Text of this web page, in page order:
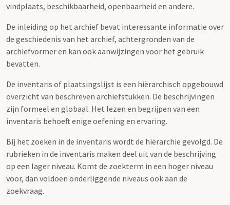
vindplaats, beschikbaarheid, openbaarheid en andere.
De inleiding op het archief bevat interessante informatie over
de geschiedenis van het archief, achtergronden van de
archiefvormer en kan ook aanwijzingen voor het gebruik
bevatten.
De inventaris of plaatsingslijst is een hiërarchisch opgebouwd
overzicht van beschreven archiefstukken. De beschrijvingen
zijn formeel en globaal. Het lezen en begrijpen van een
inventaris behoeft enige oefening en ervaring.
Bij het zoeken in de inventaris wordt de hiërarchie gevolgd. De
rubrieken in de inventaris maken deel uit van de beschrijving
op een lager niveau. Komt de zoekterm in een hoger niveau
voor, dan voldoen onderliggende niveaus ook aan de
zoekvraag.